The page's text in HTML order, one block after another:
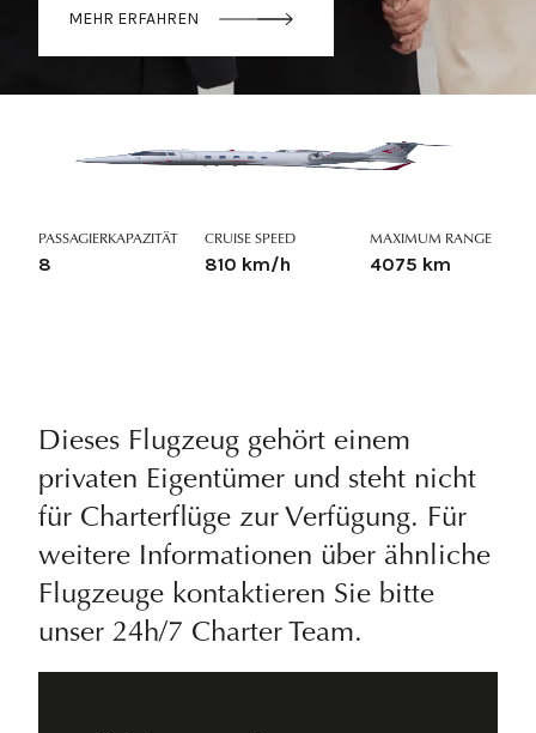
MEHR ERFAHREN
PASSAGIERKAPAZITÄT
8
CRUISE SPEED
810 km/h
MAXIMUM RANGE
4075 km
Dieses Flugzeug gehört einem
privaten Eigentümer und steht nicht
für Charterflüge zur Verfügung. Für
weitere Informationen über ähnliche
Flugzeuge kontaktieren Sie bitte
unser 24h/7 Charter Team.